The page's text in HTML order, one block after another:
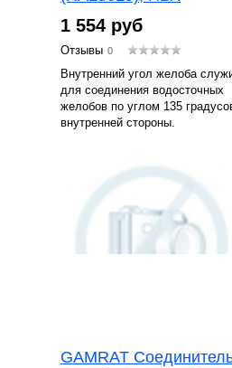
1 554 руб
Отзывы 0
Внутренний угол желоба
для соединения водосточных
желобов по углом 135
внутренней стороны.
GAMRAT